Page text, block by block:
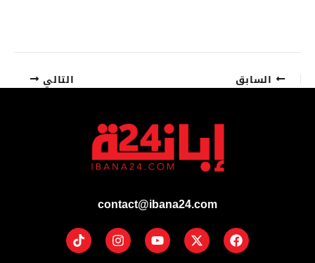
السابق التالي
contact@ibana24.com
Facebook
X-
twitter
Youtube
Instagram
Tiktok